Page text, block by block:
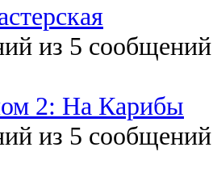
из 5
2: На Карибы
из 5